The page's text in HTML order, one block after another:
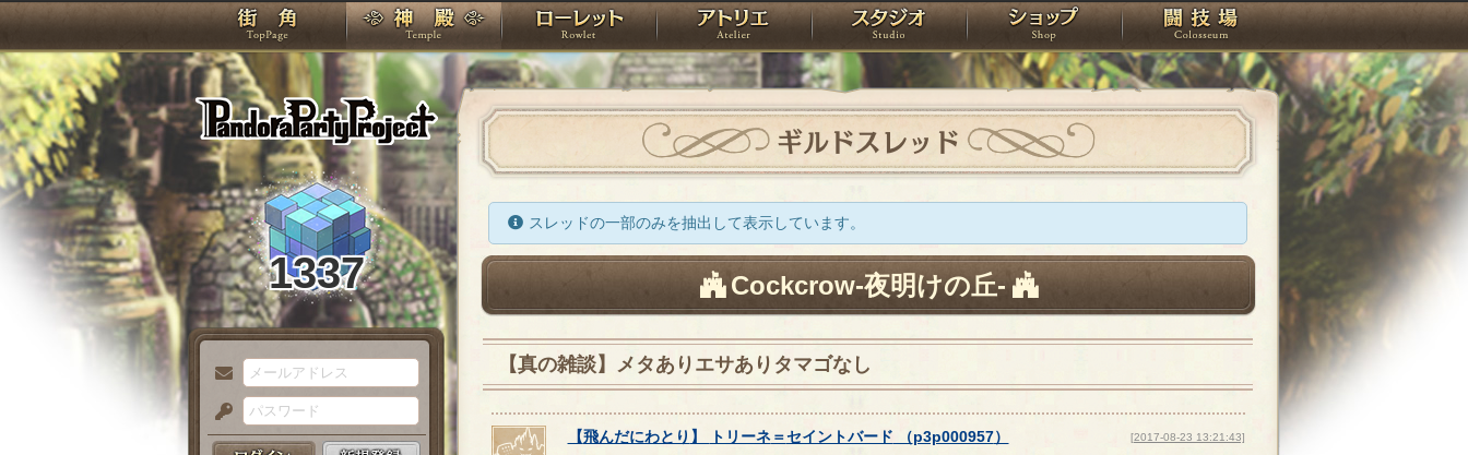
PandoraPartyProject
TOP 神殿 ローレット アトリエ スタジオ ショップ 闘技場
1337
メ
ー
パ
ギルドスレッド
スレッドの一部のみを抽出して表示しています。
Cockcrow-夜明けの丘-
【真の雑談】メタありエサありタマゴなし
【飛んだにわとり 】 トリーネ＝セイントバード （p3p000957） [2017-08-23 13:21:43]